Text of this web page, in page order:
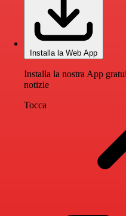
Installa la Web App
Installa la nostra App
notizie
Tocca